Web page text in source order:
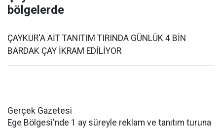
bölgelerde
ÇAYKUR'A AİT TANITIM TIRINDA GÜNLÜK 4 BİN
BARDAK ÇAY İKRAM EDİLİYOR
Gerçek Gazetesi
Ege Bölgesi'nde 1 ay süreyle reklam ve tanıtım turuna